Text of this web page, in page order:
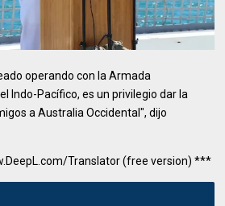
operando con la Armada
Indo-Pacífico, es un privilegio dar la
a Australia Occidental", dijo
Translator (free version) ***